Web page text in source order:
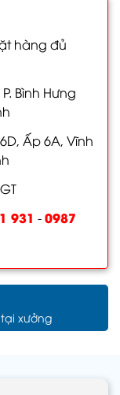
hàng đủ
Bình Hưng
Ấp 6A, Vĩnh
931 -0987
xưởng